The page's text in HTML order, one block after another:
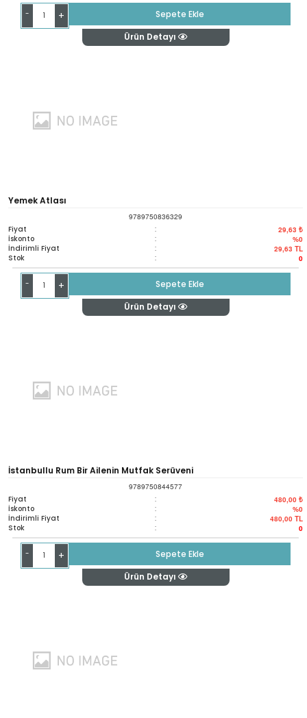
- +
Sepete Ekle
Ürün Detayı
Yemek Atlası
9789750836329
Fiyat : 29,63 ₺
İskonto : %0
İndirimli Fiyat : 29,63 TL
Stok : 0
- +
Sepete Ekle
Ürün Detayı
İstanbullu Rum Bir Ailenin Mutfak Serüveni
9789750844577
Fiyat : 480,00 ₺
İskonto : %0
İndirimli Fiyat : 480,00 TL
Stok : 0
- +
Sepete Ekle
Ürün Detayı